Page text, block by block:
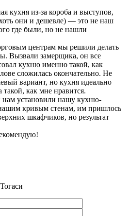
кухня из-за короба и выступов,
они и дешевле) — это не наш
где были, но не нашли
центрам мы решили делать
Вызвали замерщика, он все
кухню именно такой, как
сложилась окончательно. Не
вариант, но кухня идеально
такой, как мне нравится.
нам установили нашу кухню-
кривым стенам, им пришлось
шкафчиков, но результат